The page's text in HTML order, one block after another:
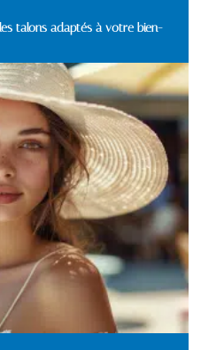
talons adaptés à votre bien-